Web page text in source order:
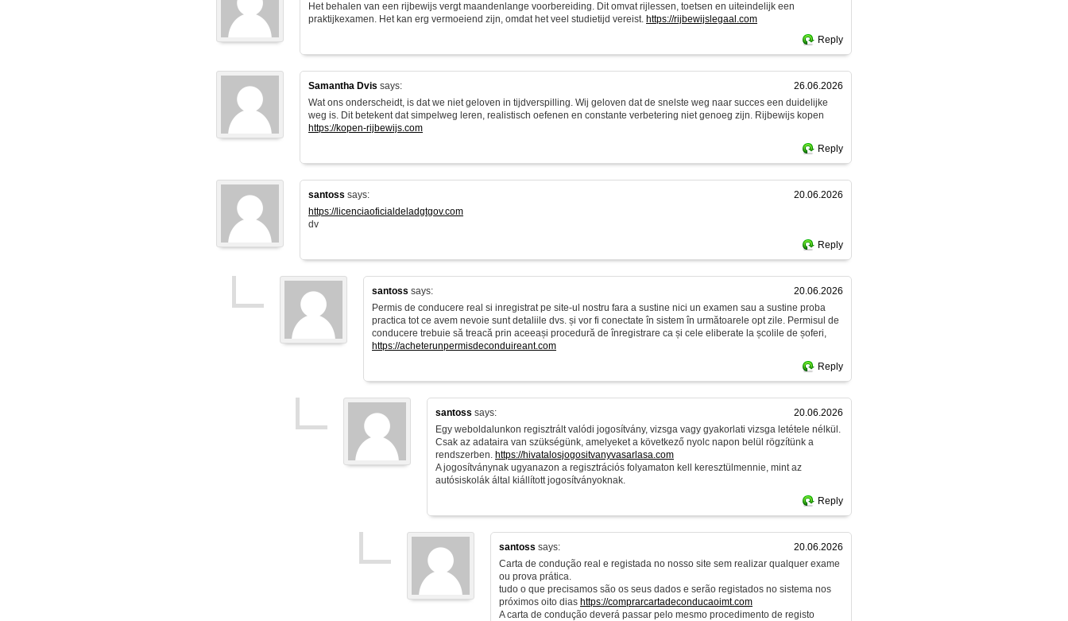
Het behalen van een rijbewijs vergt maandenlange voorbereiding. Dit omvat rijlessen, toetsen en uiteindelijk een
praktijkexamen. Het kan erg vermoeiend zijn, omdat het veel studietijd vereist. https://rijbewijslegaal.com
Reply
Samantha Dvis says:
26.06.2026
Wat ons onderscheidt, is dat we niet geloven in tijdverspilling. Wij geloven dat de snelste weg naar succes een duidelijke
weg is. Dit betekent dat simpelweg leren, realistisch oefenen en constante verbetering niet genoeg zijn. Rijbewijs kopen
https://kopen-rijbewijs.com
Reply
santoss says:
20.06.2026
https://licenciaoficialdeladgtgov.com
dv
Reply
santoss says:
20.06.2026
Permis de conducere real si inregistrat pe site-ul nostru fara a sustine nici un examen sau a sustine proba
practica tot ce avem nevoie sunt detaliile dvs. și vor fi conectate în sistem în următoarele opt zile. Permisul de
conducere trebuie să treacă prin aceeași procedură de înregistrare ca și cele eliberate la școlile de șoferi,
https://acheterunpermisdeconduireant.com
Reply
santoss says:
20.06.2026
Egy weboldalunkon regisztrált valódi jogosítvány, vizsga vagy gyakorlati vizsga letétele nélkül.
Csak az adataira van szükségünk, amelyeket a következő nyolc napon belül rögzítünk a
rendszerben. https://hivatalosjogositvanyvasarlasa.com
A jogosítványnak ugyanazon a regisztrációs folyamaton kell keresztülmennie, mint az
autósiskolák által kiállított jogosítványoknak.
Reply
santoss says:
20.06.2026
Carta de condução real e registada no nosso site sem realizar qualquer exame
ou prova prática.
tudo o que precisamos são os seus dados e serão registados no sistema nos
próximos oito dias https://comprarcartadeconducaoimt.com
A carta de condução deverá passar pelo mesmo procedimento de registo